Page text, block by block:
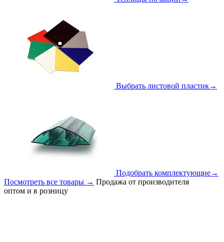
Выбрать листовой пластик→
Подобрать комплектующие→
Посмотреть все товары → Продажа от производителя
оптом и в розницу